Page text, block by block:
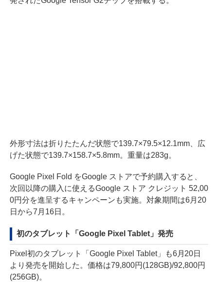
外形寸法は折りたたんだ状態で139.7×79.5×12.1mm、広
げた状態で139.7×158.7×5.8mm。重量は283g。
Google Pixel Fold をGoogle ストアで予約購入すると、
次回以降の購入に使えるGoogle ストア クレジット 52,00
0円分を進呈するキャンペーンも実施。対象期間は6月20
日から7月16日。
初のタブレット「Google Pixel Tablet」発売
Pixel初のタブレット「Google Pixel Tablet」も6月20日
より発売を開始した。価格は79,800円(128GB)/92,800円
(256GB)。